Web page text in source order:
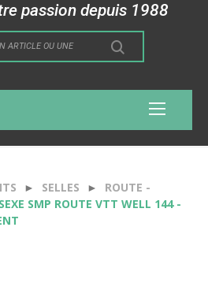
passion depuis 1988
SELLES
ROUTE -
SMP ROUTE VTT WELL 144 -